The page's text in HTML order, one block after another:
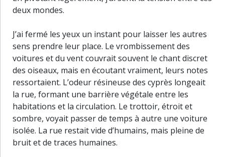
deux mondes.
J’ai fermé les yeux un instant pour laisser les autres
sens prendre leur place. Le vrombissement des
voitures et du vent couvrait souvent le chant discret
des oiseaux, mais en écoutant vraiment, leurs notes
ressortaient. L’odeur résineuse des cyprès longeait
la rue, formant une barrière végétale entre les
habitations et la circulation. Le trottoir, étroit et
sombre, voyait passer de temps à autre une voiture
isolée. La rue restait vide d’humains, mais pleine de
bruit et de traces humaines.